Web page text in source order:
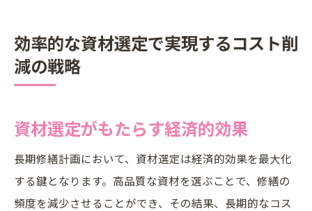
効率的な資材選定で実現するコスト削
減の戦略
資材選定がもたらす経済的効果
長期修繕計画において、資材選定は経済的効果を最大化
する鍵となります。高品質な資材を選ぶことで、修繕の
頻度を減少させることができ、その結果、長期的なコス